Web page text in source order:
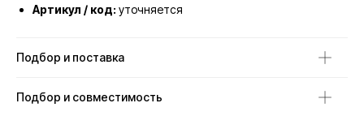
Артикул / код: уточняется
Подбор и поставка
Подбор и совместимость